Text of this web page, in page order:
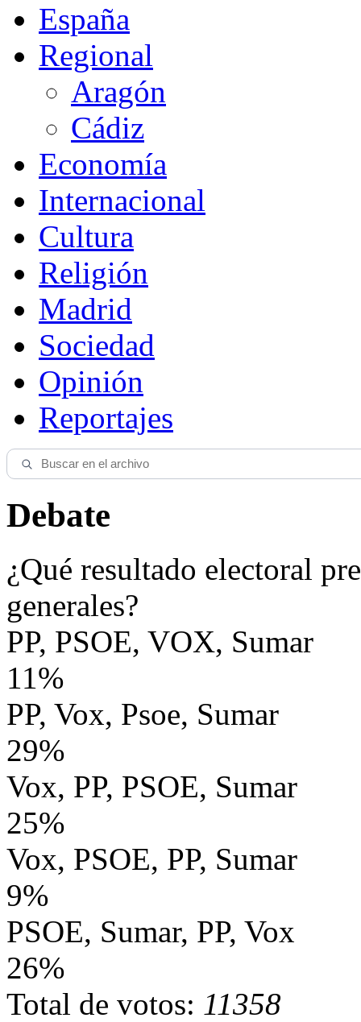
España
Regional
Aragón
Cádiz
Economía
Internacional
Cultura
Religión
Madrid
Sociedad
Opinión
Reportajes
Debate
¿Qué resultado electoral
generales?
PP, PSOE, VOX, Sumar
11%
PP, Vox, Psoe, Sumar
29%
Vox, PP, PSOE, Sumar
25%
Vox, PSOE, PP, Sumar
9%
PSOE, Sumar, PP, Vox
26%
Total de votos: 11358